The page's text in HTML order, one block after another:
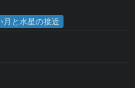
と水星の接近